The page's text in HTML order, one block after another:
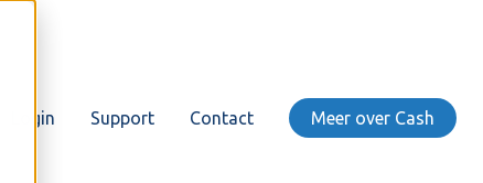
Login Support Contact Meer over Cash